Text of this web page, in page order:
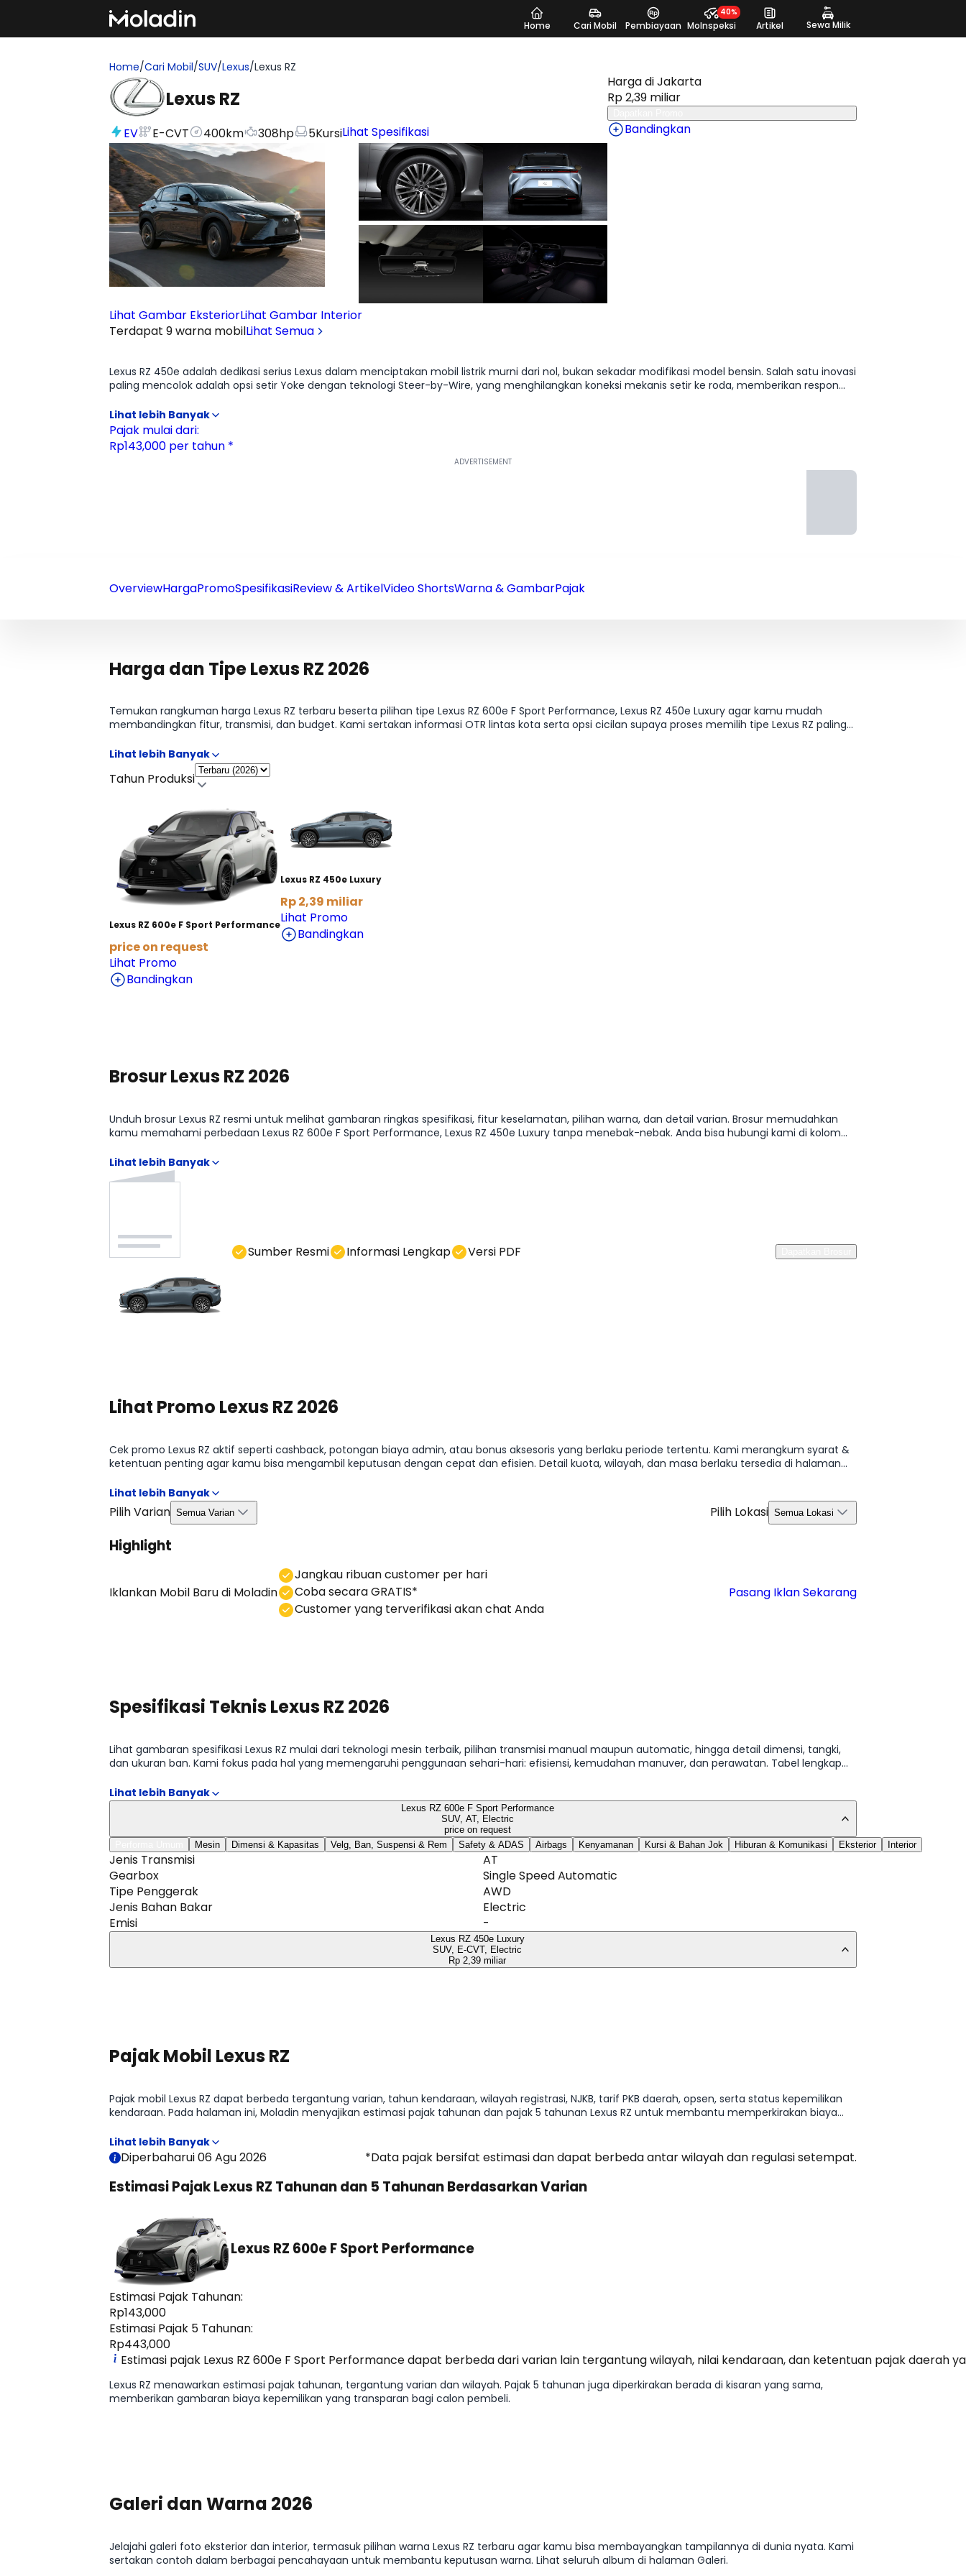
Home Cari Mobil Pembiayaan MoInspeksi
40%
Artikel Sewa Milik
Home/Cari Mobil/SUV/Lexus/Lexus RZ
Lexus RZ
EV E-CVT 400km 308hp 5KursiLihat Spesifikasi
Lihat Gambar EksteriorLihat Gambar Interior
Terdapat 9 warna mobilLihat Semua
Harga di Jakarta
Rp 2,39 miliar
Bandingkan
Lexus RZ 450e adalah dedikasi serius Lexus dalam menciptakan mobil listrik murni dari nol, bukan sekadar modifikasi model bensin. Salah satu inovasi
paling mencolok adalah opsi setir Yoke dengan teknologi Steer-by-Wire, yang menghilangkan koneksi mekanis setir ke roda, memberikan respon
dalam hitungan milidetik, membuat mobil melaju sangat halus tanpa gejala menukik saat mengerem atau mendongak saat akselerasi. Fitur
pemanas kaki Radiant Heater di kabin depan adalah sentuhan jenius yang menghangatkan kaki penumpang seperti selimut tanpa memboroskan
baterai untuk memanaskan seluruh kabin. RZ menawarkan kemewahan yang berkelanjutan dengan material ramah lingkungan namun tetap terasa
premium.
Pajak mulai dari:
Rp143,000 per tahun *
OverviewHargaPromoSpesifikasiReview & ArtikelVideo ShortsWarna & GambarPajak
Harga dan Tipe Lexus RZ 2026
Temukan rangkuman harga Lexus RZ terbaru beserta pilihan tipe Lexus RZ 600e F Sport Performance, Lexus RZ 450e Luxury agar kamu mudah
membandingkan fitur, transmisi, dan budget. Kami sertakan informasi OTR lintas kota serta opsi cicilan supaya proses memilih tipe Lexus RZ paling
Tahun Produksi
Lexus RZ 600e F Sport Performance
price on request
Lihat Promo
Bandingkan
Lexus RZ 450e Luxury
Rp 2,39 miliar
Lihat Promo
Bandingkan
Brosur Lexus RZ 2026
Unduh brosur Lexus RZ resmi untuk melihat gambaran ringkas spesifikasi, fitur keselamatan, pilihan warna, dan detail varian. Brosur memudahkan
kamu memahami perbedaan Lexus RZ 600e F Sport Performance, Lexus RZ 450e Luxury tanpa menebak-nebak. Anda bisa hubungi kami di kolom
Sumber Resmi Informasi Lengkap Versi PDF
Lihat Promo Lexus RZ 2026
Cek promo Lexus RZ aktif seperti cashback, potongan biaya admin, atau bonus aksesoris yang berlaku periode tertentu. Kami merangkum syarat &
ketentuan penting agar kamu bisa mengambil keputusan dengan cepat dan efisien. Detail kuota, wilayah, dan masa berlaku tersedia di halaman
Pilih Varian Semua Varian Pilih Lokasi Semua Lokasi
Highlight
Iklankan Mobil Barudi Moladin
⁠Jangkau ribuan customer per hari
Coba secara GRATIS*
⁠⁠Customer yang terverifikasi akan chat Anda
Pasang Iklan Sekarang
Spesifikasi Teknis Lexus RZ 2026
Lihat gambaran spesifikasi Lexus RZ mulai dari teknologi mesin terbaik, pilihan transmisi manual maupun automatic, hingga detail dimensi, tangki,
dan ukuran ban. Kami fokus pada hal yang memengaruhi penggunaan sehari-hari: efisiensi, kemudahan manuver, dan perawatan. Tabel lengkap
Lexus RZ 600e F Sport Performance
SUV, AT, Electric
price on request
Mesin Dimensi & Kapasitas Velg, Ban, Suspensi & Rem Safety & ADAS Airbags Kenyamanan Kursi & Bahan Jok Hiburan & Komunikasi Eksterior Interior
Jenis Transmisi
AT
Gearbox
Single Speed Automatic
Tipe Penggerak
AWD
Jenis Bahan Bakar
Electric
Emisi
-
Lexus RZ 450e Luxury
SUV, E-CVT, Electric
Rp 2,39 miliar
Pajak Mobil Lexus RZ
Pajak mobil Lexus RZ dapat berbeda tergantung varian, tahun kendaraan, wilayah registrasi, NJKB, tarif PKB daerah, opsen, serta status kepemilikan
kendaraan. Pada halaman ini, Moladin menyajikan estimasi pajak tahunan dan pajak 5 tahunan Lexus RZ untuk membantu memperkirakan biaya
Diperbaharui 06 Agu 2026 *Data pajak bersifat estimasi dan dapat berbeda antar wilayah dan regulasi setempat.
Estimasi Pajak Lexus RZ Tahunan dan 5 Tahunan Berdasarkan Varian
Lexus RZ 600e F Sport Performance
Estimasi Pajak Tahunan:
Rp143,000
Estimasi Pajak 5 Tahunan:
Rp443,000
Estimasi pajak Lexus RZ 600e F Sport Performance dapat berbeda dari varian lain tergantung wilayah, nilai kendaraan, dan ketentuan pajak daerah
Lexus RZ menawarkan estimasi pajak tahunan, tergantung varian dan wilayah. Pajak 5 tahunan juga diperkirakan berada di kisaran yang sama,
memberikan gambaran biaya kepemilikan yang transparan bagi calon pembeli.
Galeri dan Warna 2026
Jelajahi galeri foto eksterior dan interior, termasuk pilihan warna Lexus RZ terbaru agar kamu bisa membayangkan tampilannya di dunia nyata. Kami
sertakan contoh dalam berbagai pencahayaan untuk membantu keputusan warna. Lihat seluruh album di halaman Galeri.